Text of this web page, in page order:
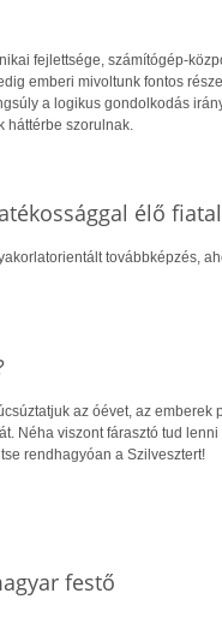
fejlettsége, számítógép-
emberi mivoltunk fontos
a logikus gondolkodás
háttérbe szorulnak.
élő
továbbképzés,
az óévet, az
Néha viszont fárasztó tud
rendhagyóan a Szilvesztert!
festő